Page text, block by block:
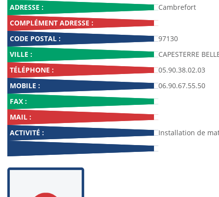
ADRESSE :
Cambrefort
COMPLÉMENT ADRESSE :
CODE POSTAL :
97130
VILLE :
CAPESTERRE
TÉLÉPHONE :
05.90.38.02.03
MOBILE :
06.90.67.55.50
FAX :
MAIL :
ACTIVITÉ :
Installation de